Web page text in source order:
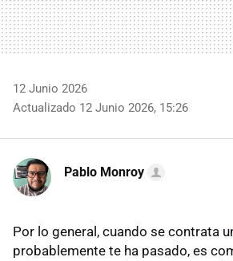
12 Junio 2026
Actualizado 12 Junio 2026, 15:26
Pablo Monroy
Por lo general, cuando se contrata
probablemente te ha pasado, es